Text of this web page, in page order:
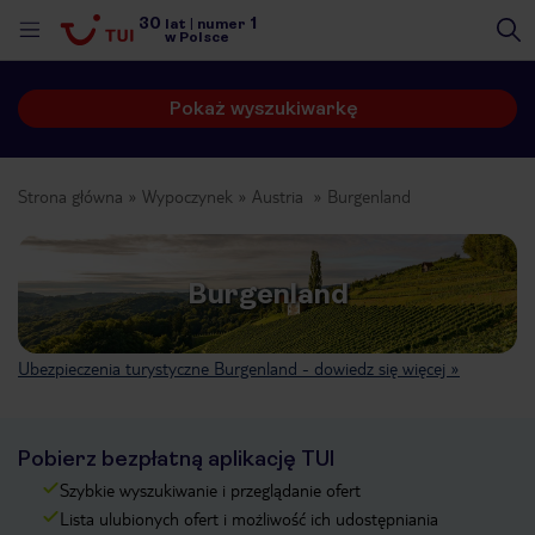
30 lat numer 1
w Polsce
Pokaż wyszukiwarkę
Strona główna Wypoczynek Austria Burgenland
Burgenland
Ubezpieczenia turystyczne Burgenland - dowiedz się więcej »
Pobierz bezpłatną aplikację TUI
Szybkie wyszukiwanie i przeglądanie ofert
Lista ulubionych ofert i możliwość ich udostępniania